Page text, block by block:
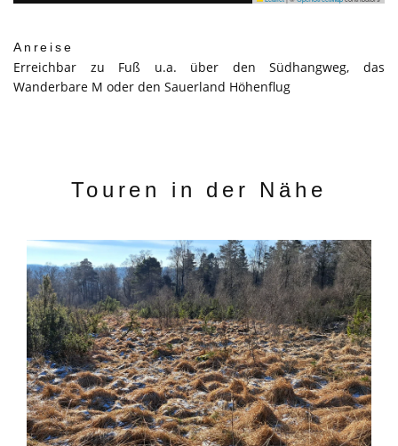
Anreise
Erreichbar zu Fuß u.a. über den Südhangweg, das
Wanderbare M oder den Sauerland Höhenflug
Touren in der Nähe